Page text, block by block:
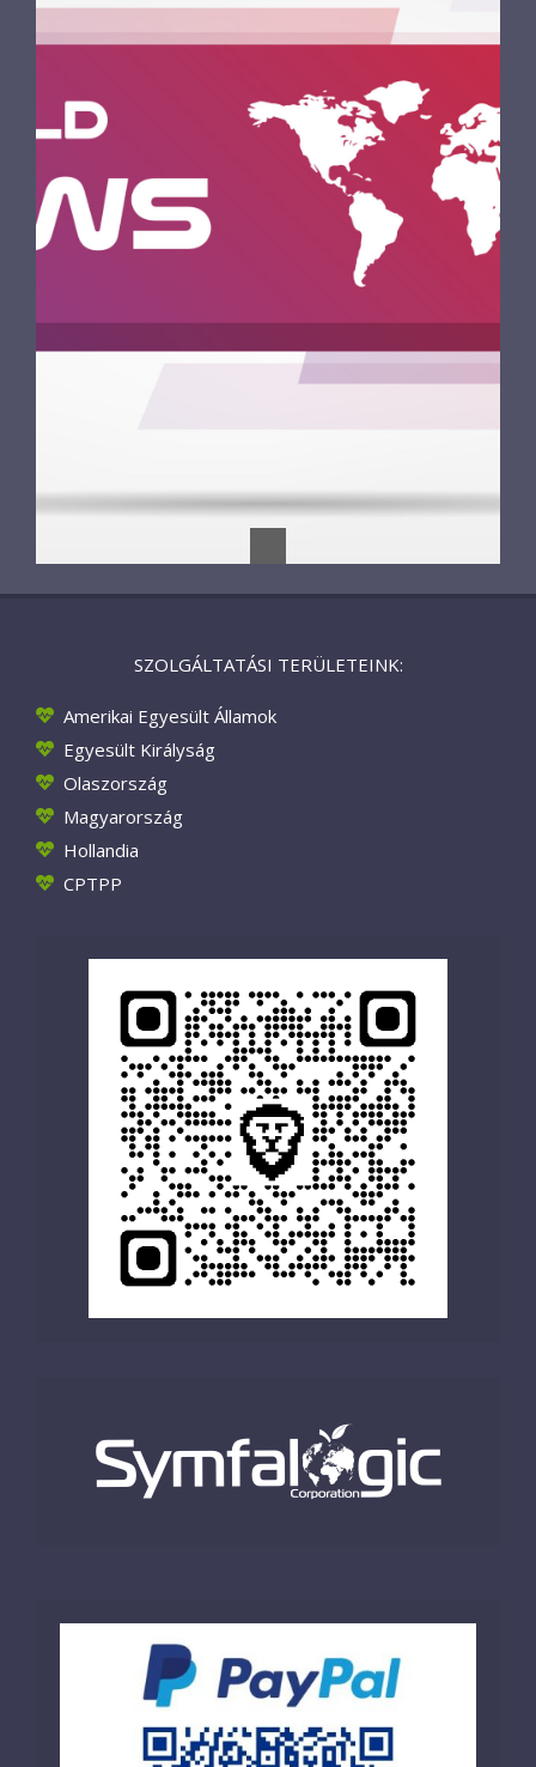
SZOLGÁLTATÁSI TERÜLETEINK:
Amerikai Egyesült Államok
Egyesült Királyság
Olaszország
Magyarország
Hollandia
CPTPP